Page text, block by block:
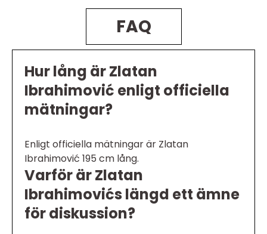
FAQ
Hur lång är Zlatan
Ibrahimović enligt officiella
mätningar?
Enligt officiella mätningar är Zlatan
Ibrahimović 195 cm lång.
Varför är Zlatan
Ibrahimovićs längd ett ämne
för diskussion?